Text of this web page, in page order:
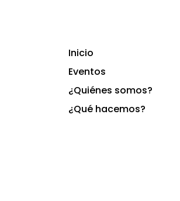
Inicio
Eventos
¿Quiénes somos?
¿Qué hacemos?